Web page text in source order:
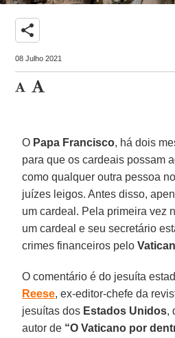
share
08 Julho 2021
O Papa Francisco, há dois
para que os cardeais possam
como qualquer outra pessoa
juízes leigos. Antes disso,
um cardeal. Pela primeira vez
um cardeal e seu secretário
crimes financeiros pelo
O comentário é do jesuíta
Reese, ex-editor-chefe da
jesuítas dos Estados Unidos,
autor de “O Vaticano por